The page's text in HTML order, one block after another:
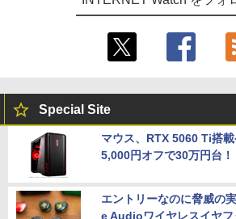
Special Site
マウス、RTX 5060 Ti搭
5,000円オフで30万円台！
エントリーなのに脅威の
e Audioワイヤレスイヤ